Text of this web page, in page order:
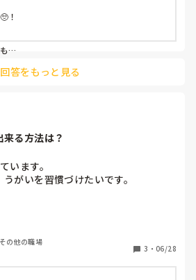
にその子を捕まえて、
ありがとう。
見たんだけど、『乾杯』と『受付』の
ギリまで仕事があるから、そのまま乾
。せっかくの式を成功させるために
がいいよ。
日スムーズに回ると思うよ。一度検
と伝えました。
大きいし、
なるのか…
！
はなく
レましたね🥺！！
も書いてあんだろーーー！って思いまし
れは
回答をもっと見る
る方法は？
います。
がいを習慣づけたいです。
出来る工夫があれば教えて下さい。
の他の職場
3 ・ 06/28